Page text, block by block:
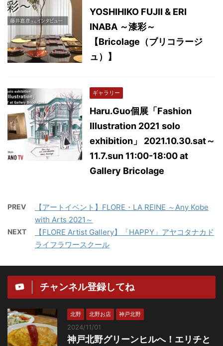
YOSHIHIKO FUJII & ERI
INABA ～漆彩～
【Bricolage（ブリコラージ
ュ）】
ギャラリー
Haru.Guo個展「Fashion
Illustration 2021 solo
exhibition」 2021.10.30.sat～
11.7.sun 11:00-18:00 at
Gallery Bricolage
PREV
【アートイベント】FLORE・LA REINE ～Any Kobe
with Arts 2021～
NEXT
【FLORE Artist Gallery】「HAPPY」アヤコタナカド
ライフラワースクール
チャンネル登録してね
北野 北野お店 神戸北野
2024/11/01
神戸北野グリーンヒルへ！エリチと